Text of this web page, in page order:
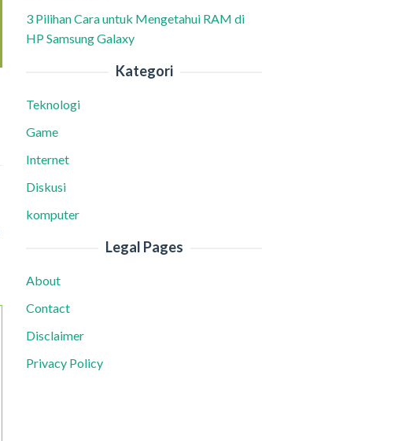
3 Pilihan Cara untuk Mengetahui RAM di
HP Samsung Galaxy
Kategori
Teknologi
Game
Internet
Diskusi
komputer
Legal Pages
About
Contact
Disclaimer
Privacy Policy